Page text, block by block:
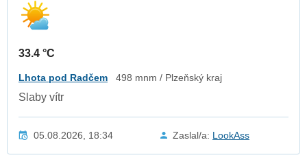
33.4 °C
Lhota pod Radčem 498 mnm / Plzeňský kraj
Slaby vítr
05.08.2026, 18:34 Zaslal/a: LookAss